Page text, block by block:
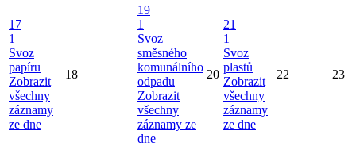
17
1
Svoz
papíru
Zobrazit
všechny
záznamy
ze dne
18
19
1
Svoz
směsného
komunálního
odpadu
Zobrazit
všechny
záznamy ze
dne
20
21
1
Svoz
plastů
Zobrazit
všechny
záznamy
ze dne
22 23